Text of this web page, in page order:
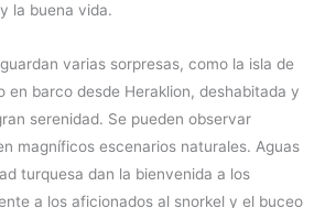
la buena vida.
varias sorpresas, como la isla de
en barco desde Heraklion, deshabitada y
serenidad. Se pueden observar
magníficos escenarios naturales. Aguas
turquesa dan la bienvenida a los
a los aficionados al snorkel y el buceo